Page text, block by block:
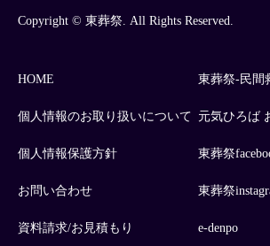
Copyright © 東葬祭. All Rights Reserved.
HOME
個人情報のお取り扱いについて
個人情報保護方針
お問い合わせ
資料請求/お見積もり
東葬祭-民間
元気ひろば
東葬祭
東葬祭
e-denpo